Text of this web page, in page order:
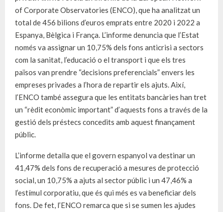
of Corporate Observatories (ENCO), que ha analitzat un
total de 456 bilions d’euros emprats entre 2020 i 2022 a
Espanya, Bèlgica i França. L’informe denuncia que l’Estat
només va assignar un 10,75% dels fons anticrisi a sectors
com la sanitat, l’educació o el transport i que els tres
països van prendre “decisions preferencials” envers les
empreses privades a l’hora de repartir els ajuts. Així,
l’ENCO també assegura que les entitats bancàries han tret
un “rèdit econòmic important” d’aquests fons a través de la
gestió dels préstecs concedits amb aquest finançament
públic.
L’informe detalla que el govern espanyol va destinar un
41,47% dels fons de recuperació a mesures de protecció
social, un 10,75% a ajuts al sector públic i un 47,46% a
l’estímul corporatiu, que és qui més es va beneficiar dels
fons. De fet, l’ENCO remarca que si se sumen les ajudes